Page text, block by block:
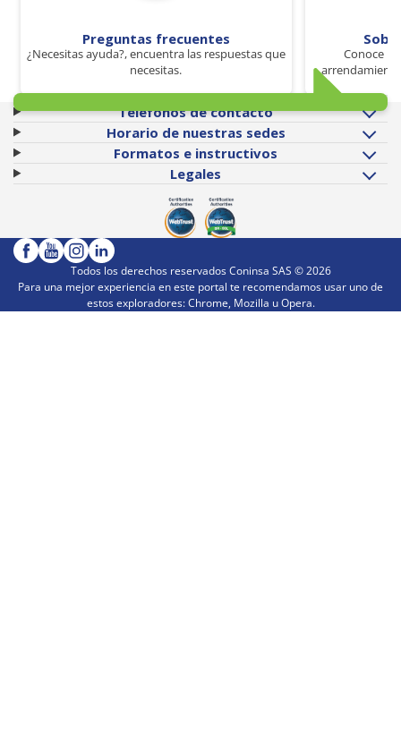
Preguntas frecuentes
¿Necesitas ayuda?, encuentra las respuestas que
necesitas.
Conoce
Teléfonos de contacto
Horario de nuestras sedes
Formatos e instructivos
Legales
Todos los derechos reservados Coninsa SAS ©2026
Para una mejor experiencia en este portal te recomendamos usar uno de
estos exploradores: Chrome, Mozilla u Opera.